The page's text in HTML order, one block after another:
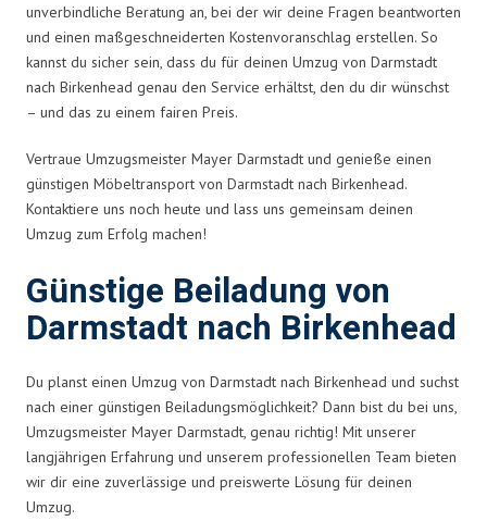
unverbindliche Beratung an, bei der wir deine Fragen beantworten
und einen maßgeschneiderten Kostenvoranschlag erstellen. So
kannst du sicher sein, dass du für deinen Umzug von Darmstadt
nach Birkenhead genau den Service erhältst, den du dir wünschst
– und das zu einem fairen Preis.
Vertraue Umzugsmeister Mayer Darmstadt und genieße einen
günstigen Möbeltransport von Darmstadt nach Birkenhead.
Kontaktiere uns noch heute und lass uns gemeinsam deinen
Umzug zum Erfolg machen!
Günstige Beiladung von
Darmstadt nach Birkenhead
Du planst einen Umzug von Darmstadt nach Birkenhead und suchst
nach einer günstigen Beiladungsmöglichkeit? Dann bist du bei uns,
Umzugsmeister Mayer Darmstadt, genau richtig! Mit unserer
langjährigen Erfahrung und unserem professionellen Team bieten
wir dir eine zuverlässige und preiswerte Lösung für deinen
Umzug.